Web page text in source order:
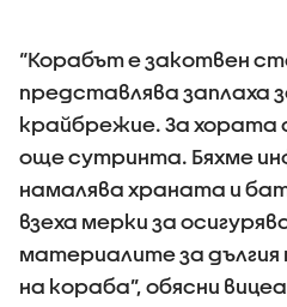
“Корабът е закотвен
представлява заплаха
крайбрежие. За хората
още сутринта. Бяхме
намалява храната и
взеха мерки за
материалите за
на кораба”, обясни